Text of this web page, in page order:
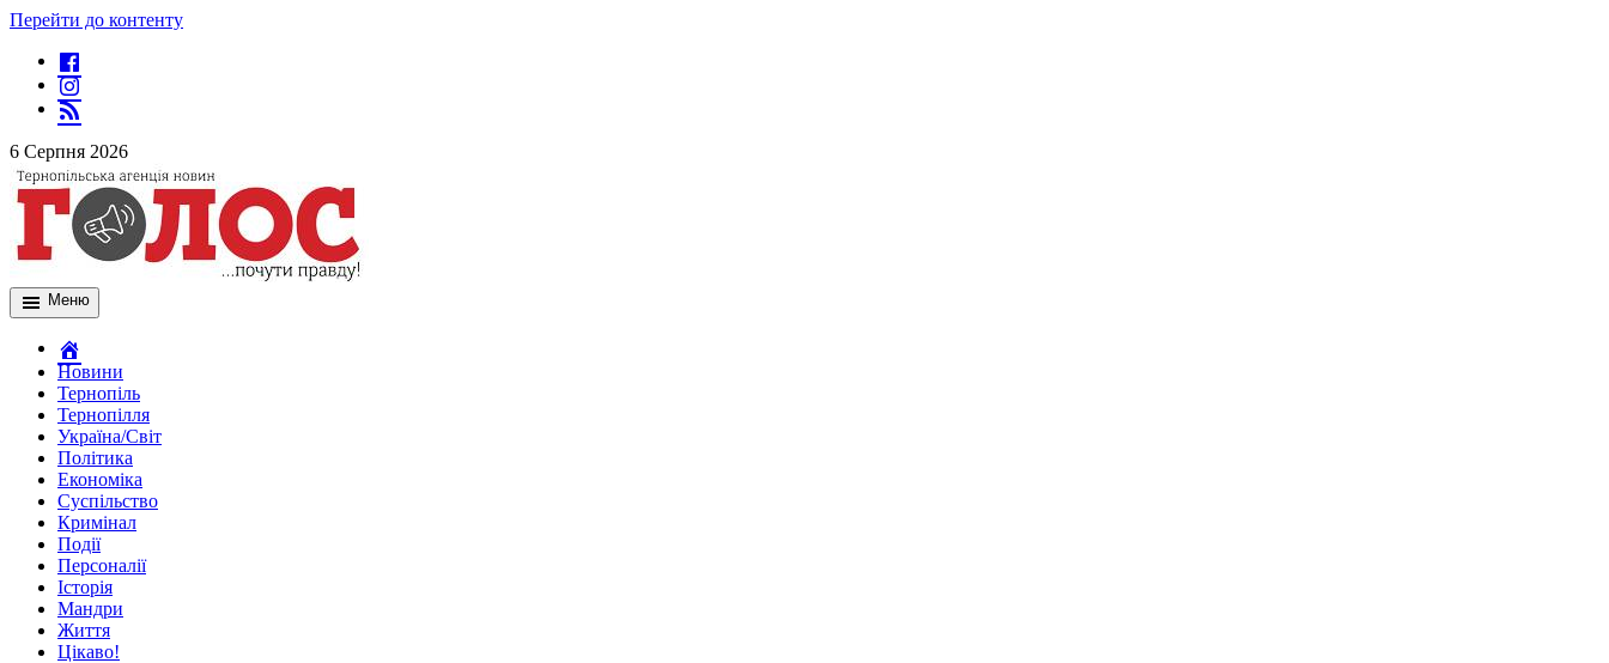
Перейти до контенту
6 Серпня 2026
Меню
Новини
Тернопіль
Тернопілля
Україна/Світ
Політика
Економіка
Суспільство
Кримінал
Події
Персоналії
Історія
Мандри
Життя
Цікаво!